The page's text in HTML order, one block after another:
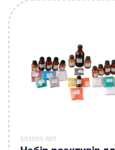
50120а арт